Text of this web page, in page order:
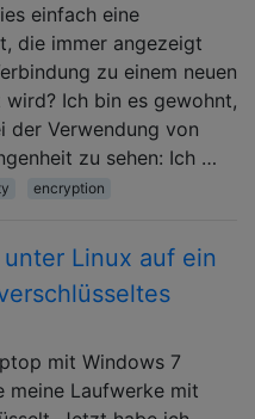
einfach eine
die immer angezeigt
zu einem neuen
Ich bin es gewohnt,
der Verwendung von
zu sehen: Ich …
encryption
Linux auf ein
mit Windows 7
meine Laufwerke mit